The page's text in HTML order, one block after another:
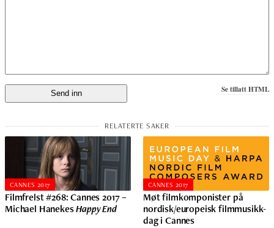
Se tillatt HTML
CANNES 2017
Filmfrelst #268: Cannes 2017 –
Michael HanekesHappy End
CANNES 2017
Møt filmkomponister på
nordisk/europeisk filmmusikk-
dag i Cannes